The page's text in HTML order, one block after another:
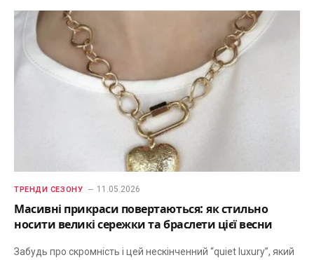
ТРЕНДИ СЕЗОНУ 11.05.2026
Масивні прикраси повертаються: як стильно
носити великі сережки та браслети цієї весни
Забудь про скромність і цей нескінченний “quiet luxury”, який